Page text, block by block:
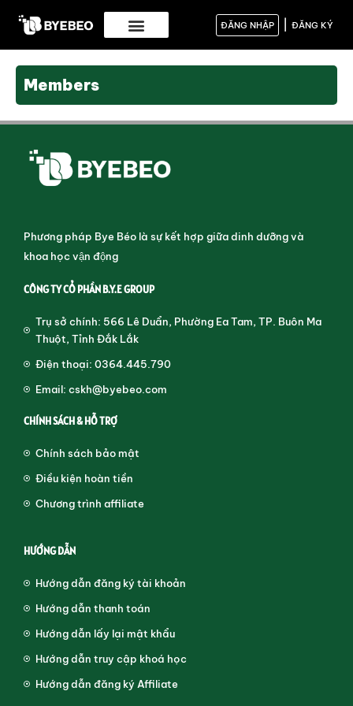
ĐĂNG NHẬP ĐĂNG KÝ
Members
Phương pháp Bye Béo là sự kết hợp giữa dinh dưỡng và
khoa học vận động
CÔNG TY CỔ PHẦN B.Y.E GROUP
Trụ sở chính: 566 Lê Duẩn, Phường Ea Tam, TP. Buôn Ma
Thuột, Tỉnh Đắk Lắk
Điện thoại: 0364.445.790
Email: cskh@byebeo.com
CHÍNH SÁCH & HỖ TRỢ
Chính sách bảo mật
Điều kiện hoàn tiền
Chương trình affiliate
HƯỚNG DẪN
Hướng dẫn đăng ký tài khoản
Hướng dẫn thanh toán
Hướng dẫn lấy lại mật khẩu
Hướng dẫn truy cập khoá học
Hướng dẫn đăng ký Affiliate